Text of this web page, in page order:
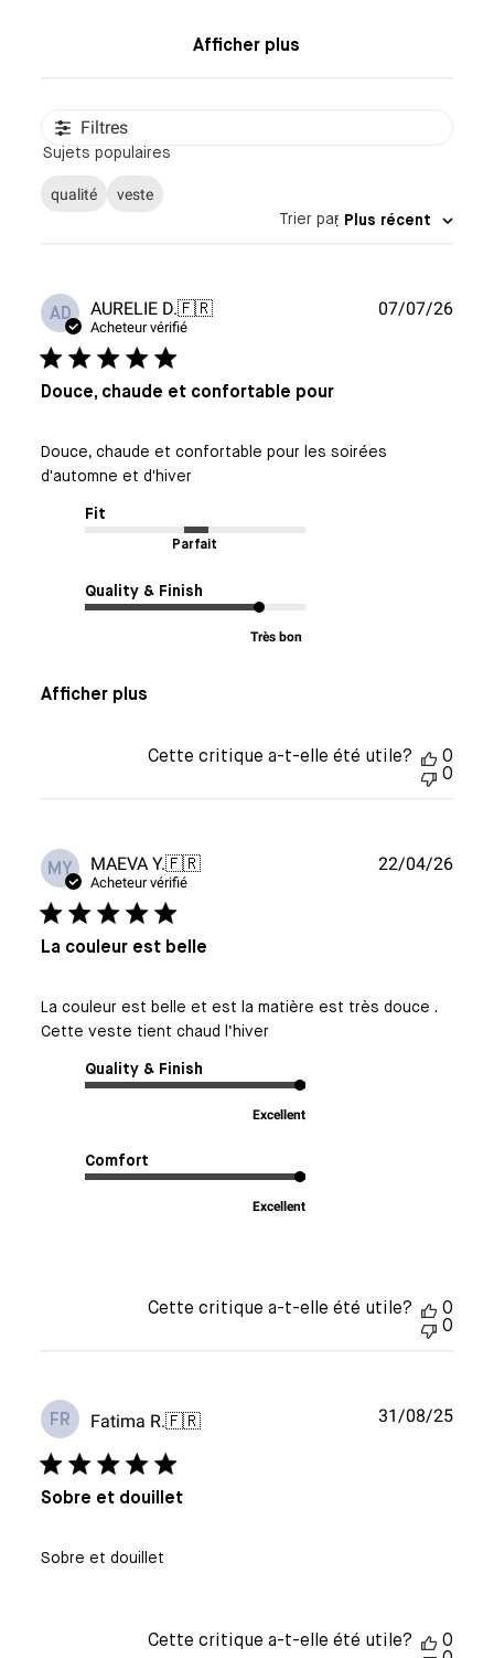
Afficher plus
Filtres
Sujets populaires
qualité veste
Trier par: Plus récent
AD AURELIE D.🇫🇷
Acheteur vérifié
Douce, chaude et confortable pour
Douce, chaude et confortable pour les soirées
d'automne et d'hiver
Fit
Parfait
Quality & Finish
Très bon
Afficher plus
Date
07/07/26
Cette critique a-t-elle été utile?
0
0
MY MAEVA Y.🇫🇷
Acheteur vérifié
La couleur est belle
La couleur est belle et est la matière est très douce .
Cette veste tient chaud l’hiver
Quality & Finish
Excellent
Comfort
Excellent
Date
22/04/26
Cette critique a-t-elle été utile?
0
0
FR Fatima R.🇫🇷
Sobre et douillet
Sobre et douillet
Date
31/08/25
Cette critique a-t-elle été utile?
0